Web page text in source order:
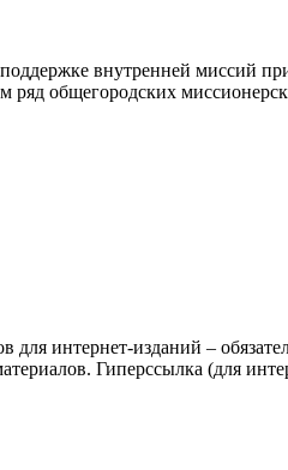
внутренней миссий
ряд общегородских
для интернет-изданий –
Гиперссылка (для